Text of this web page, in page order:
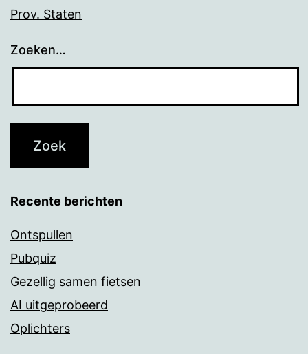
Prov. Staten
Zoeken…
Recente berichten
Ontspullen
Pubquiz
Gezellig samen fietsen
AI uitgeprobeerd
Oplichters